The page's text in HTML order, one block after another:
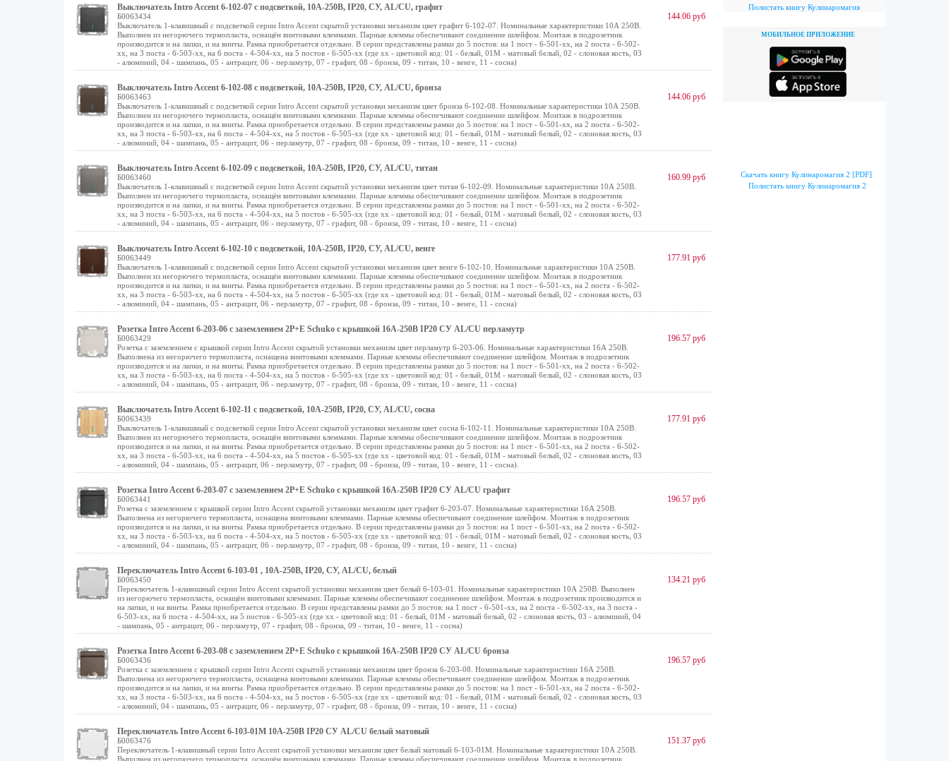
Выключатель Intro Accent 6-102-07 с подсветкой, 10А-250В, IP20, СУ, AL/CU, графит
Б0063434
Выключатель 1-клавишный с подсветкой серии Intro Accent скрытой установки механизм цвет графит 6-102-07. Номинальные характеристики 10А 250В.
Выполнен из негорючего термопласта, оснащён винтовыми клеммами. Парные клеммы обеспечивают соединение шлейфом. Монтаж в подрозетник
производится и на лапки, и на винты. Рамка приобретается отдельно. В серии представлены рамки до 5 постов: на 1 пост - 6-501-хх, на 2 поста - 6-502-
хх, на 3 поста - 6-503-хх, на 6 поста - 4-504-хх, на 5 постов - 6-505-хх (где хх - цветовой код: 01 - белый, 01М - матовый белый, 02 - слоновая кость, 03
- алюминий, 04 - шампань, 05 - антрацит, 06 - перламутр, 07 - графит, 08 - бронза, 09 - титан, 10 - венге, 11 - сосна)
144.06 руб
Выключатель Intro Accent 6-102-08 с подсветкой, 10А-250В, IP20, СУ, AL/CU, бронза
Б0063463
Выключатель 1-клавишный с подсветкой серии Intro Accent скрытой установки механизм цвет бронза 6-102-08. Номинальные характеристики 10А 250В.
Выполнен из негорючего термопласта, оснащён винтовыми клеммами. Парные клеммы обеспечивают соединение шлейфом. Монтаж в подрозетник
производится и на лапки, и на винты. Рамка приобретается отдельно. В серии представлены рамки до 5 постов: на 1 пост - 6-501-хх, на 2 поста - 6-502-
хх, на 3 поста - 6-503-хх, на 6 поста - 4-504-хх, на 5 постов - 6-505-хх (где хх - цветовой код: 01 - белый, 01М - матовый белый, 02 - слоновая кость, 03
- алюминий, 04 - шампань, 05 - антрацит, 06 - перламутр, 07 - графит, 08 - бронза, 09 - титан, 10 - венге, 11 - сосна)
144.06 руб
Выключатель Intro Accent 6-102-09 с подсветкой, 10А-250В, IP20, СУ, AL/CU, титан
Б0063460
Выключатель 1-клавишный с подсветкой серии Intro Accent скрытой установки механизм цвет титан 6-102-09. Номинальные характеристики 10А 250В.
Выполнен из негорючего термопласта, оснащён винтовыми клеммами. Парные клеммы обеспечивают соединение шлейфом. Монтаж в подрозетник
производится и на лапки, и на винты. Рамка приобретается отдельно. В серии представлены рамки до 5 постов: на 1 пост - 6-501-хх, на 2 поста - 6-502-
хх, на 3 поста - 6-503-хх, на 6 поста - 4-504-хх, на 5 постов - 6-505-хх (где хх - цветовой код: 01 - белый, 01М - матовый белый, 02 - слоновая кость, 03
- алюминий, 04 - шампань, 05 - антрацит, 06 - перламутр, 07 - графит, 08 - бронза, 09 - титан, 10 - венге, 11 - сосна)
160.99 руб
Выключатель Intro Accent 6-102-10 с подсветкой, 10А-250В, IP20, СУ, AL/CU, венге
Б0063449
Выключатель 1-клавишный с подсветкой серии Intro Accent скрытой установки механизм цвет венге 6-102-10. Номинальные характеристики 10А 250В.
Выполнен из негорючего термопласта, оснащён винтовыми клеммами. Парные клеммы обеспечивают соединение шлейфом. Монтаж в подрозетник
производится и на лапки, и на винты. Рамка приобретается отдельно. В серии представлены рамки до 5 постов: на 1 пост - 6-501-хх, на 2 поста - 6-502-
хх, на 3 поста - 6-503-хх, на 6 поста - 4-504-хх, на 5 постов - 6-505-хх (где хх - цветовой код: 01 - белый, 01М - матовый белый, 02 - слоновая кость, 03
- алюминий, 04 - шампань, 05 - антрацит, 06 - перламутр, 07 - графит, 08 - бронза, 09 - титан, 10 - венге, 11 - сосна)
177.91 руб
Розетка Intro Accent 6-203-06 с заземлением 2P+E Schuko с крышкой 16А-250В IP20 СУ AL/CU перламутр
Б0063429
Розетка с заземлением с крышкой серии Intro Accent скрытой установки механизм цвет перламутр 6-203-06. Номинальные характеристики 16А 250В.
Выполнена из негорючего термопласта, оснащена винтовыми клеммами. Парные клеммы обеспечивают соединение шлейфом. Монтаж в подрозетник
производится и на лапки, и на винты. Рамка приобретается отдельно. В серии представлены рамки до 5 постов: на 1 пост - 6-501-хх, на 2 поста - 6-502-
хх, на 3 поста - 6-503-хх, на 6 поста - 4-504-хх, на 5 постов - 6-505-хх (где хх - цветовой код: 01 - белый, 01М - матовый белый, 02 - слоновая кость, 03
- алюминий, 04 - шампань, 05 - антрацит, 06 - перламутр, 07 - графит, 08 - бронза, 09 - титан, 10 - венге, 11 - сосна)
196.57 руб
Выключатель Intro Accent 6-102-11 с подсветкой, 10А-250В, IP20, СУ, AL/CU, сосна
Б0063439
Выключатель 1-клавишный с подсветкой серии Intro Accent скрытой установки механизм цвет сосна 6-102-11. Номинальные характеристики 10А 250В.
Выполнен из негорючего термопласта, оснащён винтовыми клеммами. Парные клеммы обеспечивают соединение шлейфом. Монтаж в подрозетник
производится и на лапки, и на винты. Рамка приобретается отдельно. В серии представлены рамки до 5 постов: на 1 пост - 6-501-хх, на 2 поста - 6-502-
хх, на 3 поста - 6-503-хх, на 6 поста - 4-504-хх, на 5 постов - 6-505-хх (где хх - цветовой код: 01 - белый, 01М - матовый белый, 02 - слоновая кость, 03
- алюминий, 04 - шампань, 05 - антрацит, 06 - перламутр, 07 - графит, 08 - бронза, 09 - титан, 10 - венге, 11 - сосна).
177.91 руб
Розетка Intro Accent 6-203-07 с заземлением 2P+E Schuko с крышкой 16А-250В IP20 СУ AL/CU графит
Б0063441
Розетка с заземлением с крышкой серии Intro Accent скрытой установки механизм цвет графит 6-203-07. Номинальные характеристики 16А 250В.
Выполнена из негорючего термопласта, оснащена винтовыми клеммами. Парные клеммы обеспечивают соединение шлейфом. Монтаж в подрозетник
производится и на лапки, и на винты. Рамка приобретается отдельно. В серии представлены рамки до 5 постов: на 1 пост - 6-501-хх, на 2 поста - 6-502-
хх, на 3 поста - 6-503-хх, на 6 поста - 4-504-хх, на 5 постов - 6-505-хх (где хх - цветовой код: 01 - белый, 01М - матовый белый, 02 - слоновая кость, 03
- алюминий, 04 - шампань, 05 - антрацит, 06 - перламутр, 07 - графит, 08 - бронза, 09 - титан, 10 - венге, 11 - сосна)
196.57 руб
Переключатель Intro Accent 6-103-01 , 10А-250В, IP20, СУ, AL/CU, белый
Б0063450
Переключатель 1-клавишный серии Intro Accent скрытой установки механизм цвет белый 6-103-01. Номинальные характеристики 10А 250В. Выполнен
из негорючего термопласта, оснащён винтовыми клеммами. Парные клеммы обеспечивают соединение шлейфом. Монтаж в подрозетник производится и
на лапки, и на винты. Рамка приобретается отдельно. В серии представлены рамки до 5 постов: на 1 пост - 6-501-хх, на 2 поста - 6-502-хх, на 3 поста -
6-503-хх, на 6 поста - 4-504-хх, на 5 постов - 6-505-хх (где хх - цветовой код: 01 - белый, 01М - матовый белый, 02 - слоновая кость, 03 - алюминий, 04
- шампань, 05 - антрацит, 06 - перламутр, 07 - графит, 08 - бронза, 09 - титан, 10 - венге, 11 - сосна)
134.21 руб
Розетка Intro Accent 6-203-08 с заземлением 2P+E Schuko с крышкой 16А-250В IP20 СУ AL/CU бронза
Б0063436
Розетка с заземлением с крышкой серии Intro Accent скрытой установки механизм цвет бронза 6-203-08. Номинальные характеристики 16А 250В.
Выполнена из негорючего термопласта, оснащена винтовыми клеммами. Парные клеммы обеспечивают соединение шлейфом. Монтаж в подрозетник
производится и на лапки, и на винты. Рамка приобретается отдельно. В серии представлены рамки до 5 постов: на 1 пост - 6-501-хх, на 2 поста - 6-502-
хх, на 3 поста - 6-503-хх, на 6 поста - 4-504-хх, на 5 постов - 6-505-хх (где хх - цветовой код: 01 - белый, 01М - матовый белый, 02 - слоновая кость, 03
- алюминий, 04 - шампань, 05 - антрацит, 06 - перламутр, 07 - графит, 08 - бронза, 09 - титан, 10 - венге, 11 - сосна)
196.57 руб
Переключатель Intro Accent 6-103-01М 10А-250В IP20 СУ AL/CU белый матовый
Б0063476
Переключатель 1-клавишный серии Intro Accent скрытой установки механизм цвет белый матовый 6-103-01М. Номинальные характеристики 10А 250В.
Выполнен из негорючего термопласта, оснащён винтовыми клеммами. Парные клеммы обеспечивают соединение шлейфом. Монтаж в подрозетник
151.37 руб
Скачать книгу Кулинаромагия 2 [PDF]
Полистать книгу Кулинаромагия 2
Полистать книгу Кулинаромагия
МОБИЛЬНОЕ ПРИЛОЖЕНИЕ